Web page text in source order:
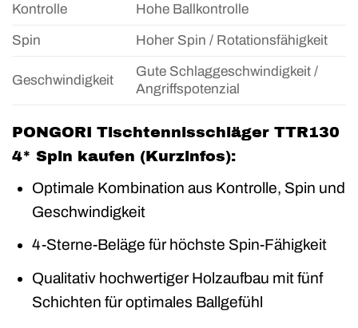
Kontrolle Hohe Ballkontrolle
Spin Hoher Spin / Rotationsfähigkeit
Geschwindigkeit
Gute Schlaggeschwindigkeit /
Angriffspotenzial
PONGORI Tischtennisschläger TTR130
4* Spin kaufen (Kurzinfos):
Optimale Kombination aus Kontrolle, Spin und
Geschwindigkeit
4-Sterne-Beläge für höchste Spin-Fähigkeit
Qualitativ hochwertiger Holzaufbau mit fünf
Schichten für optimales Ballgefühl